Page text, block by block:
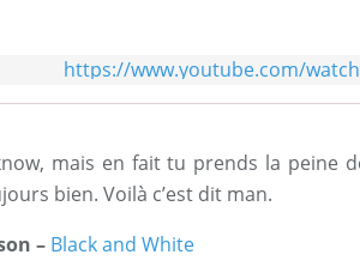
https://www.youtube.com/
mais en fait tu prends la peine
bien. Voilà c’est dit man.
– Black and White